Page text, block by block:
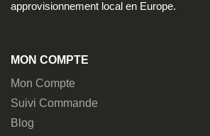
approvisionnement local en Europe.
MON COMPTE
Mon Compte
Suivi Commande
Blog